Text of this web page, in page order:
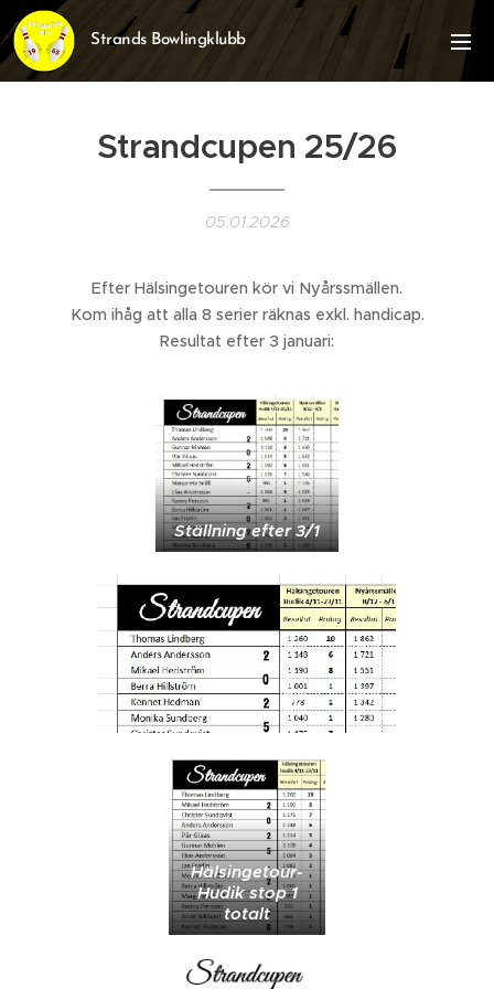
Strands Bowlingklubb
Strandcupen 25/26
05.01.2026
Efter Hälsingetouren kör vi Nyårssmällen.
Kom ihåg att alla 8 serier räknas exkl. handicap.
Resultat efter 3 januari:
Ställning efter 3/1
Hälsingetour-
Hudik stop 1
totalt